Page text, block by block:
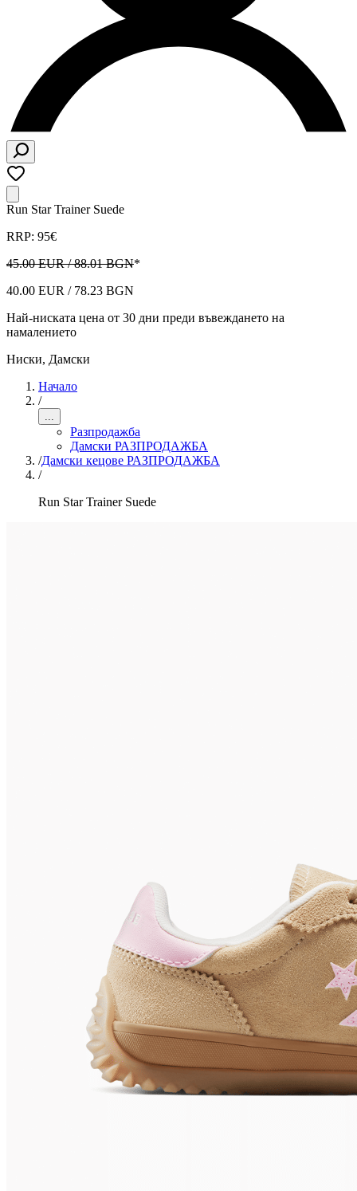
Run Star Trainer Suede
RRP: 95€
45.00 EUR / 88.01 BGN*
40.00 EUR / 78.23 BGN
Най-ниската цена от 30 дни преди въвеждането на
намалението
Ниски, Дамски
Начало
/
...
Разпродажба
Дамски РАЗПРОДАЖБА
/Дамски кецове РАЗПРОДАЖБА
/
Run Star Trainer Suede